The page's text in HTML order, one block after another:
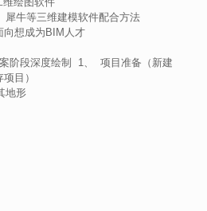
牛等三维建模软件配合方法
想成为BIM人才
阶段深度绘制 1、 项目准备（新建
目）
地形